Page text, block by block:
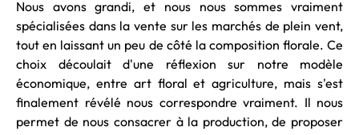
Nous avons grandi, et nous nous sommes vraiment
spécialisées dans la vente sur les marchés de plein vent,
tout en laissant un peu de côté la composition florale. Ce
choix découlait d'une réflexion sur notre modèle
économique, entre art floral et agriculture, mais s'est
finalement révélé nous correspondre vraiment. Il nous
permet de nous consacrer à la production, de proposer